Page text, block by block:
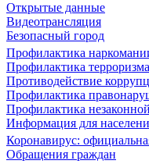
Открытые данные
Видеотрансляция
Безопасный город
Профилактика
Профилактика терроризма
Противодействие
Профилактика
Профилактика
Информация для
Коронавирус:
Обращения граждан